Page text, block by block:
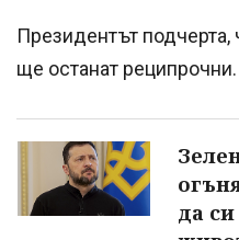
Президентът подчерта,
ще останат реципрочни.
да